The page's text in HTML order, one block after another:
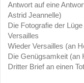
Antwort auf eine
Astrid Jeannelle)
Die Fotografie der
Versailles
Wieder Versailles (an
Die Genügsamkeit (an
Dritter Brief an einen